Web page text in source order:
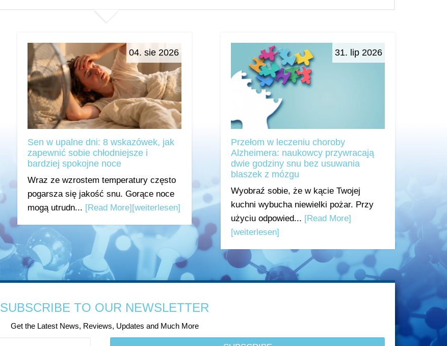
04. sie 2026
Sen w upalne dni: 8 wskazówek, jak
zapewnić sobie chłodniejsze i
bardziej spokojne noce
Wraz ze wzrostem temperatury często
pogarsza się jakość snu. Gorące noce
mogą utrudn... [Read More][weiterlesen]
31. lip 2026
Przełom w leczeniu choroby
Alzheimera: naukowcy przywracają
dwie godziny snu bez usuwania
blaszek z mózgu
Wyobraź sobie, że w kącie Twojej
kuchni wybucha niewielki pożar. Przy
użyciu odpowied... [Read More]
[weiterlesen]
SUBSCRIBE TO OUR NEWSLETTER
Get the Latest News, Reviews, Updates and Much More